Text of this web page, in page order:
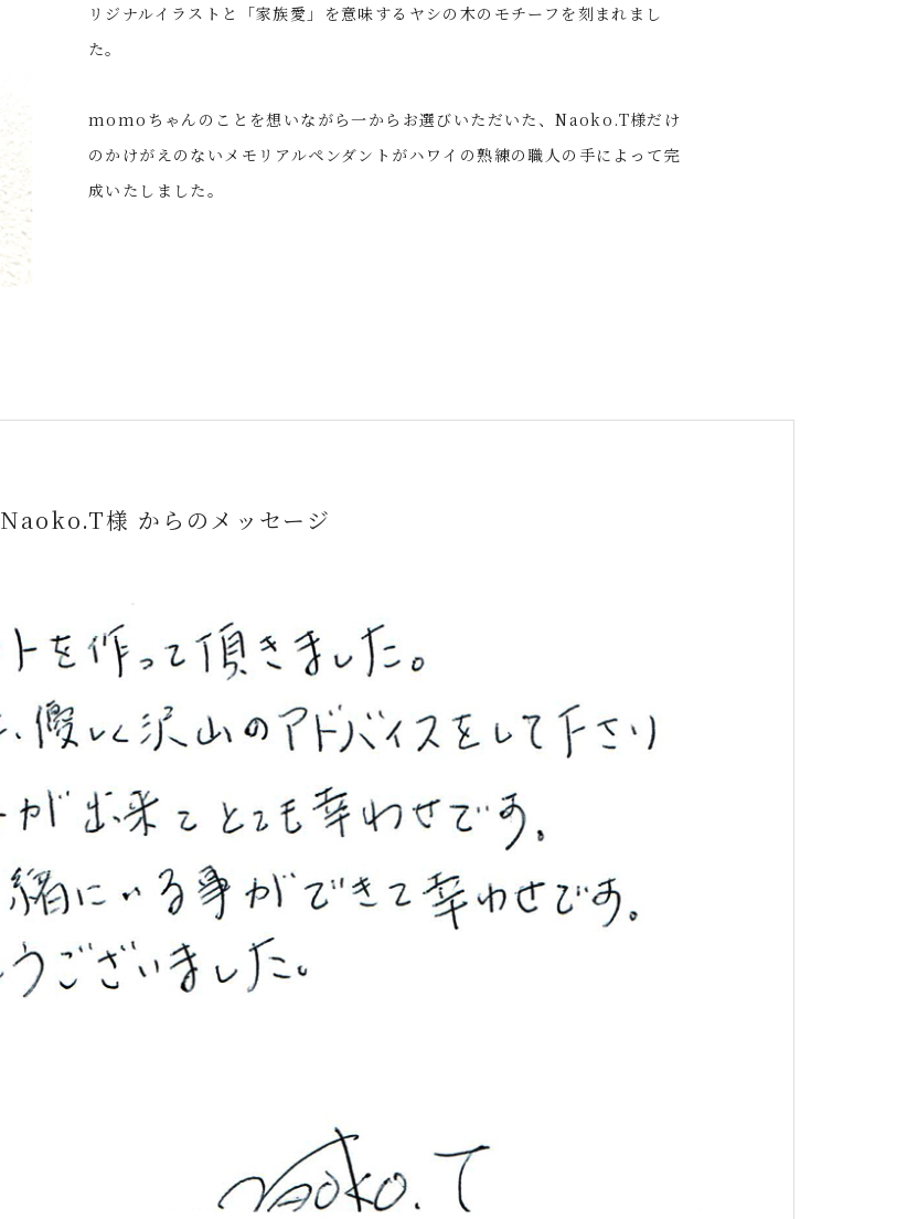
リジナルイラストと「家族愛」を意味するヤシの木のモチーフを刻まれまし
た。
momoちゃんのことを想いながら一からお選びいただいた、Naoko.T様だけ
のかけがえのないメモリアルペンダントがハワイの熟練の職人の手によって完
成いたしました。
Naoko.T様 からのメッセージ